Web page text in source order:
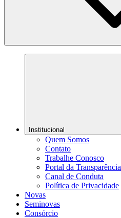
Institucional
Quem Somos
Contato
Trabalhe Conosco
Portal da Transparência
Canal de Conduta
Política de Privacidade
Novas
Seminovas
Consórcio